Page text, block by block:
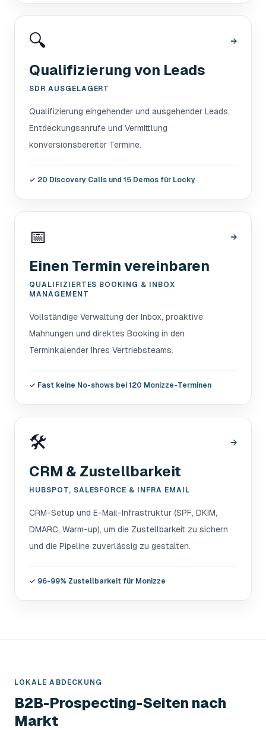
🔍 →
Qualifizierung von Leads
SDR AUSGELAGERT
Qualifizierung eingehender und ausgehender Leads,
Entdeckungsanrufe und Vermittlung
konversionsbereiter Termine.
✓ 20 Discovery Calls und 15 Demos für Locky
📅 →
Einen Termin vereinbaren
QUALIFIZIERTES BOOKING & INBOX
MANAGEMENT
Vollständige Verwaltung der Inbox, proaktive
Mahnungen und direktes Booking in den
Terminkalender Ihres Vertriebsteams.
✓ Fast keine No-shows bei 120 Monizze-Terminen
🛠️ →
CRM & Zustellbarkeit
HUBSPOT, SALESFORCE & INFRA EMAIL
CRM-Setup und E-Mail-Infrastruktur (SPF, DKIM,
DMARC, Warm-up), um die Zustellbarkeit zu sichern
und die Pipeline zuverlässig zu gestalten.
✓ 96-99% Zustellbarkeit für Monizze
LOKALE ABDECKUNG
B2B-Prospecting-Seiten nach
Markt